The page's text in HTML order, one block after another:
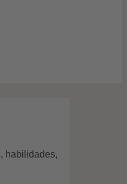
habilidades,